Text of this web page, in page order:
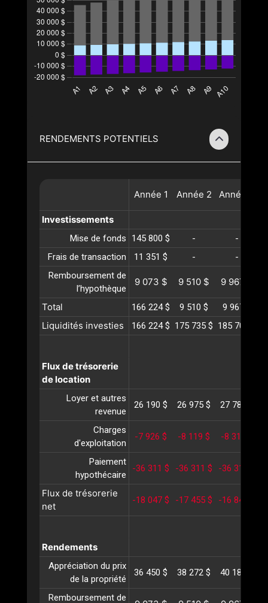
RENDEMENTS POTENTIELS
Année 1 Année 2 Année
Investissements
Mise de fonds 145 800 $ -
-
Frais de transaction
11 351 $ -
-
Remboursement de
l’hypothèque
9 073 $ 9 510 $ 9 967 $
Total 166 224 $ 9 510 $ 9 967 $
Liquidités investies 166 224 $ 175 735 $ 185 702 $
Flux de trésorerie
de location
Loyer et autres
revenue
26 190 $ 26 975 $ 27 784 $
Charges
d'exploitation
-7 926 $ -8 119 $ -8 318 $
Paiement
hypothécaire
-36 311 $ -36 311 $ -36 311 $
Flux de trésorerie
net
-18 047 $ -17 455 $ -16 844 $
Rendements
Appréciation du prix
de la propriété
36 450 $ 38 272 $ 40 186 $
Remboursement de